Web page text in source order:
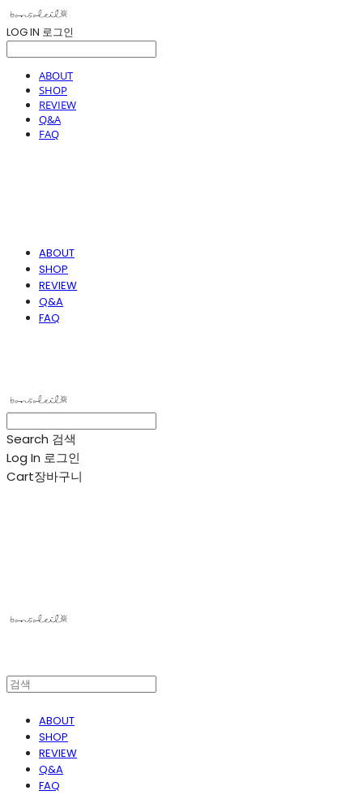
LOG IN 로그인
ABOUT
SHOP
REVIEW
Q&A
FAQ
ABOUT
SHOP
REVIEW
Q&A
FAQ
Search 검색
Log In 로그인
Cart장바구니
ABOUT
SHOP
REVIEW
Q&A
FAQ